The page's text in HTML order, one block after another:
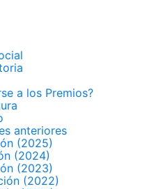
a los Premios?
anteriores
(2025)
(2024)
(2023)
(2022)